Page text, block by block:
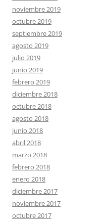
noviembre 2019
octubre 2019
septiembre 2019
agosto 2019
julio 2019
junio 2019
febrero 2019
diciembre 2018
octubre 2018
agosto 2018
junio 2018
abril 2018
marzo 2018
febrero 2018
enero 2018
diciembre 2017
noviembre 2017
octubre 2017